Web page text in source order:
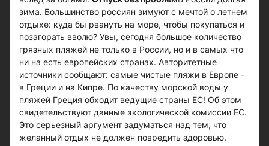
зима. Большинство россиян зимуют с мечтой о летнем
отдыхе: куда бы рвануть на море, чтобы покупаться и
позагорать вволю? Увы, сегодня большое количество
грязных пляжей не только в России, но и в самых что
ни на есть европейских странах. Авторитетные
источники сообщают: самые чистые пляжи в Европе -
в Греции и на Кипре. По качеству морской воды у
пляжей Греция обходит ведущие страны ЕС! Об этом
свидетельствуют данные экологической комиссии ЕС.
Это серьезный аргумент задуматься над тем, что
желанный отдых не должен повредить здоровью.